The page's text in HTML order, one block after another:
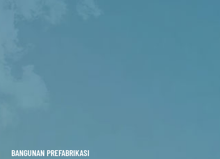
BANGUNAN PREFABRIKASI